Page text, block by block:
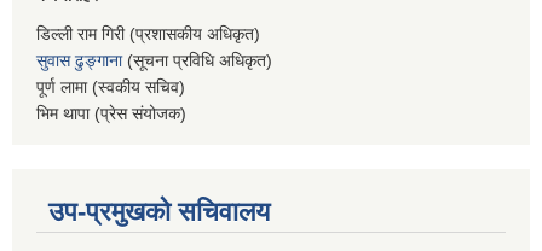
डिल्ली राम गिरी (प्रशासकीय अधिकृत)
सुवास ढुङ्गाना(सूचना प्रविधि अधिकृत)
पूर्ण लामा (स्वकीय सचिव)
भिम थापा (प्रेस संयोजक)
उप-प्रमुखको सचिवालय